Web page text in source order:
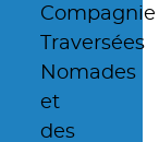
Compagnie
Traversées
Nomades
et
des